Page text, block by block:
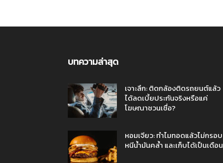
บทความล่าสุด
เจาะลึก: ติดกล้องติดรถยนต์แล้ว
ได้ลดเบี้ยประกันจริงหรือแค่
โฆษณาชวนเชื่อ?
หอมเจียว: ทำไมทอดแล้วไม่กรอบ
หนีน้ำมันคล้ำ และเก็บได้เป็นเดือน